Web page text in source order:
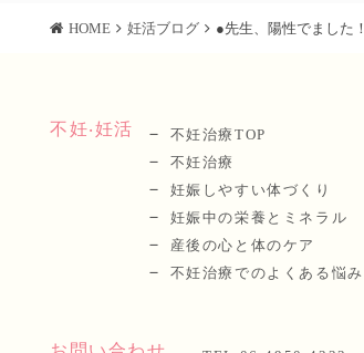
HOME 妊活ブログ ●先生、陽性でました！
不妊‧妊活
不妊治療TOP
不妊治療
妊娠しやすい体づくり
妊娠中の栄養とミネラル
産後の⼼と体のケア
不妊治療でのよくある悩み